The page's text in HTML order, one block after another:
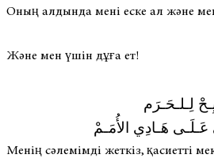
Оның алдында мені еске ал және
Және мен үшін дұға ет!
لِـلـحَـرَم
عَـلَـى هَـادِي الأُمَـمْ
Менің сәлемімді жеткіз, қасиетті